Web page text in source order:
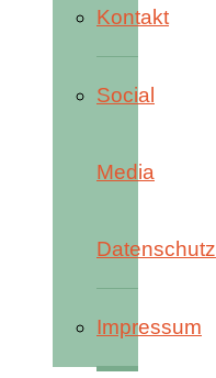
Kontakt
Social
Media
Datenschutz
Impressum